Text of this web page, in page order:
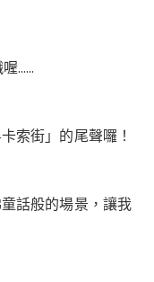
……
索街」的尾聲囉！
話般的場景，讓我